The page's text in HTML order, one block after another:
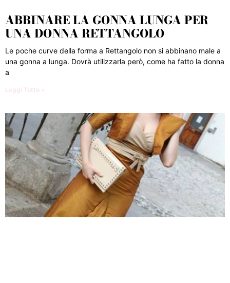
ABBINARE LA GONNA LUNGA PER
UNA DONNA RETTANGOLO
Le poche curve della forma a Rettangolo non si abbinano male a
una gonna a lunga. Dovrà utilizzarla però, come ha fatto la donna
a
Leggi Tutto »